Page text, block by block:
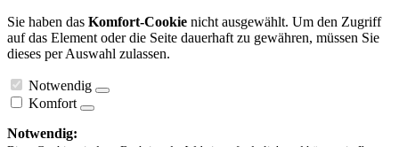
Sie haben das Komfort-Cookie nicht ausgewählt. Um den Zugriff
auf das Element oder die Seite dauerhaft zu gewähren, müssen Sie
dieses per Auswahl zulassen.
Notwendig
Komfort
Notwendig: